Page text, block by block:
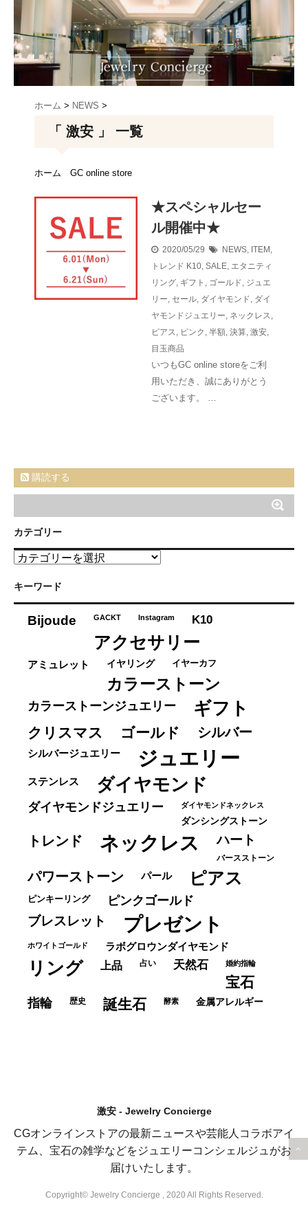
ホーム > NEWS >
「 激安 」 一覧
ホーム GC online store
★スペシャルセー
ル開催中★
2020/05/29 NEWS, ITEM,
トレンド K10, SALE, エタニティ
リング, ギフト , ゴールド, ジュエ
リー, セール, ダイヤモンド, ダイ
ヤモンドジュエリー, ネックレス,
ピアス, ピンク , 半額, 決算, 激安,
目玉商品
いつもGC online storeをご利
用いただき、誠にありがとう
ございます。 …
購読する
カテゴリー
カ
ゴ
キーワード
Bijoude GACKT Instagram K10
アクセサリー
アミュレット イヤリング イヤーカフ
カラーストーン
カラーストーンジュエリー ギフト
クリスマス ゴールド シルバー
シルバージュエリー ジュエリー
ステンレス ダイヤモンド
ダイヤモンドジュエリー ダイヤモンドネックレス
ダンシングストーン
トレンド ネックレス ハート
バースストーン
パワーストーン パール ピアス
ピンキーリング ピンクゴールド
ブレスレット プレゼント
ホワイトゴールド ラボグロウンダイヤモンド
リング 上品 占い 天然石 婚約指輪
宝石
指輪 歴史 誕生石 酵素 金属アレルギー
激安 - Jewelry Concierge
CGオンラインストアの最新ニュースや芸能人コラボアイ
テム、宝石の雑学などをジュエリーコンシェルジュがお
届けいたします。
Copyright© Jewelry Concierge , 2020 All Rights Reserved.